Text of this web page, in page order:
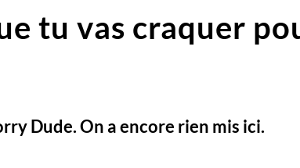
tu vas craquer
Dude. On a encore rien mis ici.